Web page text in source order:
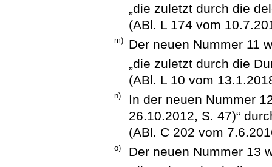
„die zuletzt durch die
(ABl. L 174 vom
m)
Der neuen Nummer 11
„die zuletzt durch die
(ABl. L 10 vom
n)
In der neuen Nummer
26.10.2012, S. 47)“
(ABl. C 202 vom
o)
Der neuen Nummer 13